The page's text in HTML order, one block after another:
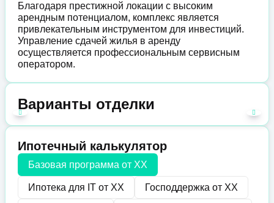
Благодаря престижной локации с высоким
арендным потенциалом, комплекс является
привлекательным инструментом для инвестиций.
Управление сдачей жилья в аренду
осуществляется профессиональным сервисным
оператором.
Варианты отделки
Ипотечный калькулятор
Базовая программа от XX
Ипотека для IT от XX Господдержка от XX